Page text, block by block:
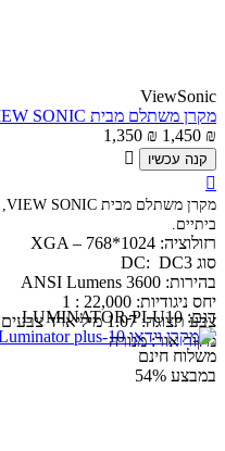
ViewSonic
מקרן משתלם מבית VIEW SONIC רזולוציה: 768*1024 דגם pa503x
1,450 ₪
1,350 ₪
קנה עכשיו


ביתיים.
רזולוציה: XGA – 768*1024
סוג DC: DC3
בהירות: 3600 ANSI Lumens
יחס ניגודיות: 22,000 : 1
צבע תצוגה: 1.07 מיליארד צבעים
מקור אור: מנורה
דגם: LUMINATOR-PLU10
משלוח חינם
במבצע 54%